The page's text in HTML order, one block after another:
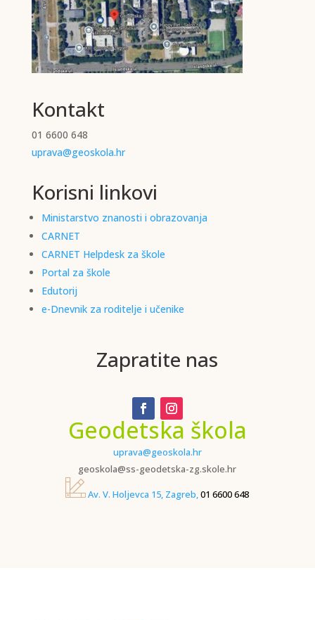
Kontakt
01 6600 648
uprava@geoskola.hr
Korisni linkovi
Ministarstvo znanosti i obrazovanja
CARNET
CARNET Helpdesk za škole
Portal za škole
Edutorij
e-Dnevnik za roditelje i učenike
Zapratite nas
Geodetska škola
uprava@geoskola.hr
geoskola@ss-geodetska-zg.skole.hr
Av. V. Holjevca 15, Zagreb,01 6600 648